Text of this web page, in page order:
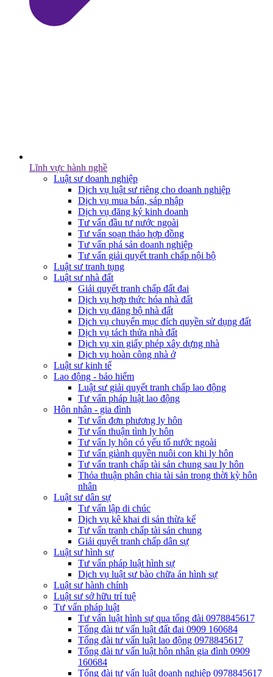
Lĩnh vực hành nghề
Luật sư doanh nghiệp
Dịch vụ luật sư riêng cho doanh nghiệp
Dịch vụ mua bán, sáp nhập
Dịch vụ đăng ký kinh doanh
Tư vấn đầu tư nước ngoài
Tư vấn soạn thảo hợp đồng
Tư vấn phá sản doanh nghiệp
Tư vấn giải quyết tranh chấp nội bộ
Luật sư tranh tụng
Luật sư nhà đất
Giải quyết tranh chấp đất đai
Dịch vụ hợp thức hóa nhà đất
Dịch vụ đăng bộ nhà đất
Dịch vụ chuyển mục đích quyền sử dụng đất
Dịch vụ tách thửa nhà đất
Dịch vụ xin giấy phép xây dựng nhà
Dịch vụ hoàn công nhà ở
Luật sư kinh tế
Lao động - bảo hiểm
Luật sư giải quyết tranh chấp lao động
Tư vấn pháp luật lao động
Hôn nhân - gia đình
Tư vấn đơn phương ly hôn
Tư vấn thuận tình ly hôn
Tư vấn ly hôn có yếu tố nước ngoài
Tư vấn giành quyền nuôi con khi ly hôn
Tư vấn tranh chấp tài sản chung sau ly hôn
Thỏa thuận phân chia tài sản trong thời kỳ hôn
nhân
Luật sư dân sự
Tư vấn lập di chúc
Dịch vụ kê khai di sản thừa kế
Tư vấn tranh chấp tài sản chung
Giải quyết tranh chấp dân sự
Luật sư hình sự
Tư vấn pháp luật hình sự
Dịch vụ luật sư bào chữa án hình sự
Luật sư hành chính
Luật sư sở hữu trí tuệ
Tư vấn pháp luật
Tư vấn luật hình sự qua tổng đài 0978845617
Tổng đài tư vấn luật đất đai 0909 160684
Tổng đài tư vấn luật lao động 0978845617
Tổng đài tư vấn luật hôn nhân gia đình 0909
160684
Tổng đài tư vấn luật doanh nghiệp 0978845617